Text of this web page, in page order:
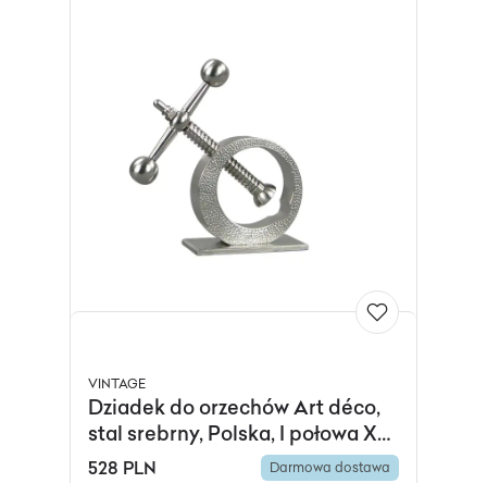
VINTAGE
Dziadek do orzechów Art déco,
stal srebrny, Polska, I połowa XX
w.
528 PLN Darmowa dostawa